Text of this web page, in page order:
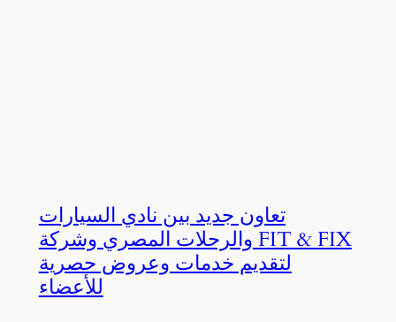
تعاون جديد بين نادي السيارات
والرحلات المصري وشركة FIT & FIX
لتقديم خدمات وعروض حصرية
للأعضاء